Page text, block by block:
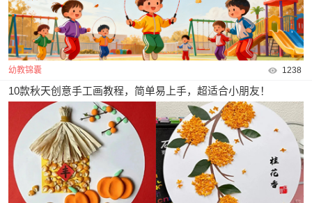
幼教锦囊 1238
10款秋天创意手工画教程，简单易上手，超适合小朋友！